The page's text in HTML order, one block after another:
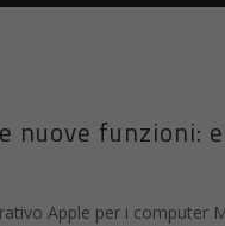
nuove funzioni:
Apple per i computer